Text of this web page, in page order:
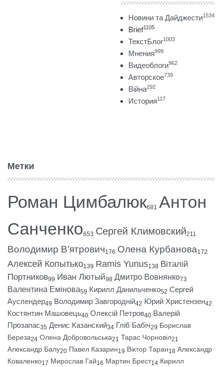
Новини та Дайджести1534
Brief1105
ТекстБлог1003
Мнения999
Видеоблоги962
Авторское739
Війна292
История117
Метки
Роман Цимбалюк681 Антон
Санченко653 Сергей Климовский211
Володимир В’ятрович176 Олена Курбанова172
Алексей Копытько139 Ramis Yunus138 Віталій
Портников99 Иван Лютый98 Дмитро Вовнянко73
Валентина Емінова59 Кирилл Данильченко52 Сергей
Ауслендер49 Володимир Завгородній42 Юрий Христензен42
Костянтин Машовець40 Олексій Петров40 Валерій
Прозапас35 Денис Казанский34 Гліб Бабіч29 Борислав
Береза24 Олена Добровольська21 Тарас Чорновіл21
Александр Балу20 Павел Казарин19 Віктор Таран18 Александр
Коваленко17 Мирослав Гай16 Мартин Брест14 Кирилл